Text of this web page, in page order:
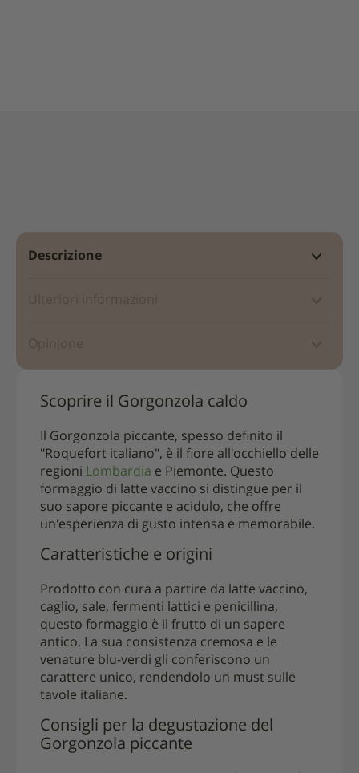
Descrizione
Scoprire il Gorgonzola caldo
Il Gorgonzola piccante, spesso definito il
"Roquefort italiano", è il fiore all'occhiello delle
regioni Lombardia e Piemonte. Questo
formaggio di latte vaccino si distingue per il
suo sapore piccante e acidulo, che offre
un'esperienza di gusto intensa e memorabile.
Caratteristiche e origini
Prodotto con cura a partire da latte vaccino,
caglio, sale, fermenti lattici e penicillina,
questo formaggio è il frutto di un sapere
antico. La sua consistenza cremosa e le
venature blu-verdi gli conferiscono un
carattere unico, rendendolo un must sulle
tavole italiane.
Consigli per la degustazione del
Gorgonzola piccante